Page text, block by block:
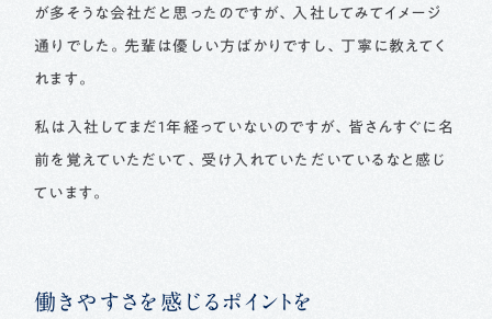
が多そうな会社だと思ったのですが、入社してみてイメージ
通りでした。先輩は優しい方ばかりですし、丁寧に教えてく
れます。
私は入社してまだ1年経っていないのですが、皆さんすぐに名
前を覚えていただいて、受け入れていただいているなと感じ
ています。
働きやすさを感じるポイントを